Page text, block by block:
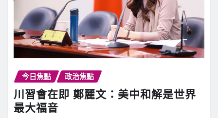
今日焦點 政治焦點
川習會在即 鄭麗文：美中和解是世界
最大福音